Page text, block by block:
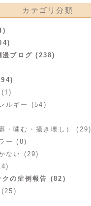
カテゴリ分類
漫ブログ (238)
(1)
ルギー (54)
・噛む・掻き壊し） (29)
ー (8)
ない (29)
クの症例報告 (82)
(25)